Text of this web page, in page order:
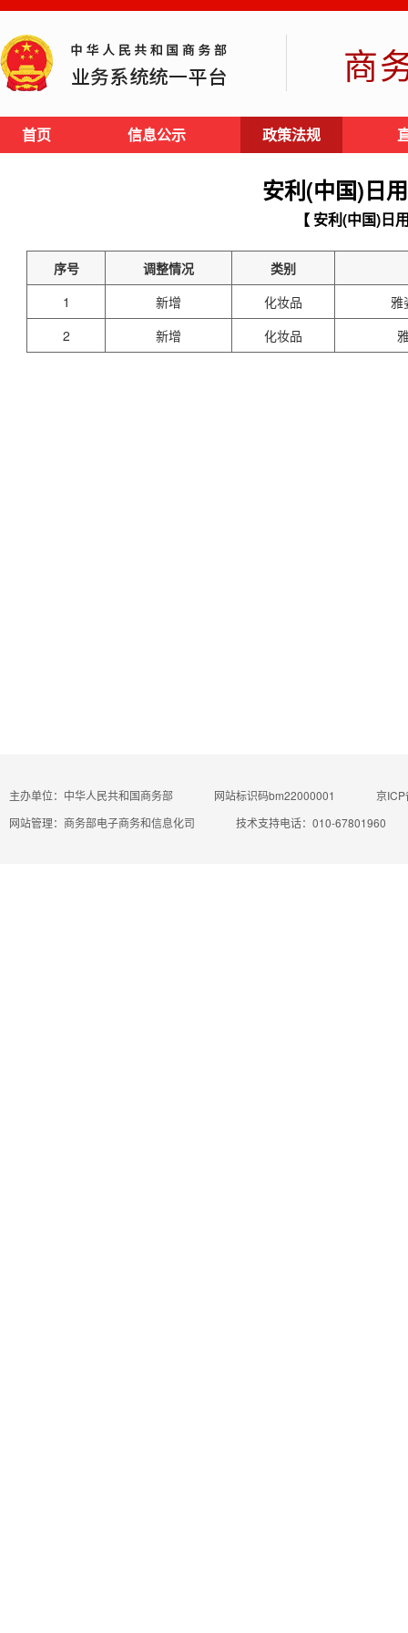
商
首页 信息公示 政策法规
安利(中国)日
【 安利(中国)日
序号 调整情况
类别
1
新增 化妆品
雅
2
新增 化妆品
主办单位：中华人民共和国商务部 网站标识码bm22000001
京
网站管理：商务部电子商务和信息化司
技术支持电话：010-67801960